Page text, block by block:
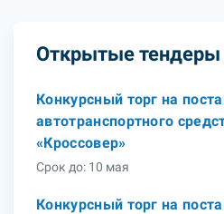
Открытые тендеры
Конкурсный торг на
автотранспортного
«Кроссовер»
Срок до: 10 мая
Конкурсный торг на